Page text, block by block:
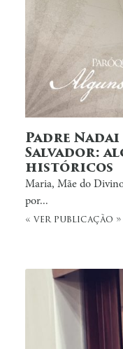
Padre
Salvador:
históricos
Maria, Mãe do Divino
por...
« ver publicação »